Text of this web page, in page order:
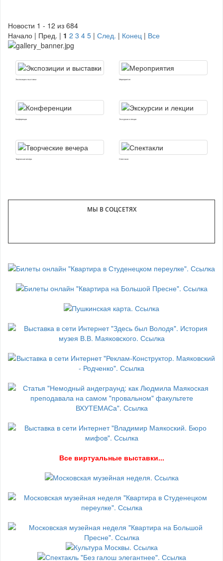
Новости 1 - 12 из 684
Начало | Пред. | 1 2 3 4 5 | След. | Конец | Все
Экспозиции и выставки Мероприятия
Конференции Экскурсии и лекции
Творческие вечера Спектакли
МЫ В СОЦСЕТЯХ
Все виртуальные выставки...